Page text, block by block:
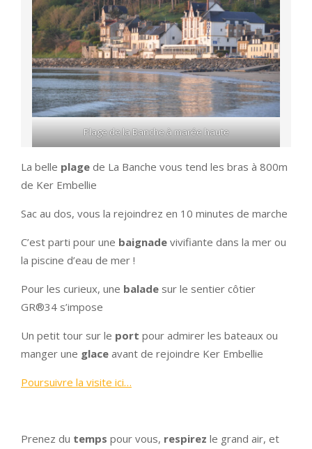
Plage de la Banche à marée haute
La belle plage de La Banche vous tend les bras à 800m
de Ker Embellie
Sac au dos, vous la rejoindrez en 10 minutes de marche
C’est parti pour une baignade vivifiante dans la mer ou
la piscine d’eau de mer !
Pour les curieux, une balade sur le sentier côtier
GR®34 s’impose
Un petit tour sur le port pour admirer les bateaux ou
manger une glace avant de rejoindre Ker Embellie
Poursuivre la visite ici…
Prenez du temps pour vous, respirez le grand air, et